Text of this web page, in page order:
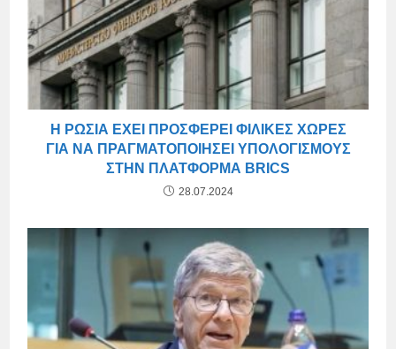
Η ΡΩΣΊΑ ΈΧΕΙ ΠΡΟΣΦΈΡΕΙ ΦΙΛΙΚΈΣ ΧΏΡΕΣ
ΓΙΑ ΝΑ ΠΡΑΓΜΑΤΟΠΟΙΉΣΕΙ ΥΠΟΛΟΓΙΣΜΟΎΣ
ΣΤΗΝ ΠΛΑΤΦΌΡΜΑ BRICS
28.07.2024